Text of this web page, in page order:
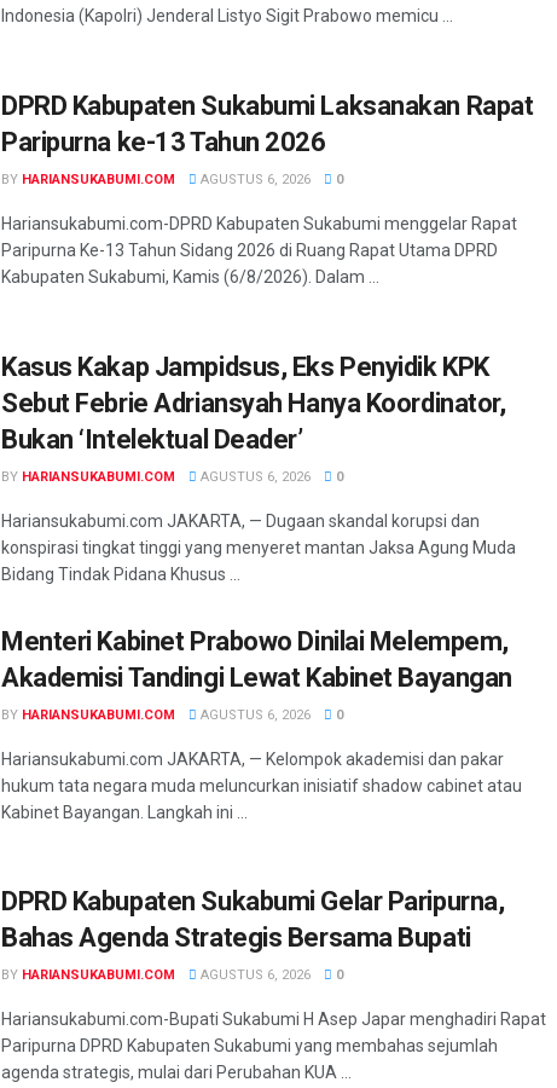
Indonesia (Kapolri) Jenderal Listyo Sigit Prabowo memicu ...
DPRD Kabupaten Sukabumi Laksanakan Rapat
Paripurna ke-13 Tahun 2026
BY HARIANSUKABUMI.COM AGUSTUS 6, 2026 0
Hariansukabumi.com-DPRD Kabupaten Sukabumi menggelar Rapat
Paripurna Ke-13 Tahun Sidang 2026 di Ruang Rapat Utama DPRD
Kabupaten Sukabumi, Kamis (6/8/2026). Dalam ...
Kasus Kakap Jampidsus, Eks Penyidik KPK
Sebut Febrie Adriansyah Hanya Koordinator,
Bukan ‘Intelektual Deader’
BY HARIANSUKABUMI.COM AGUSTUS 6, 2026 0
Hariansukabumi.com JAKARTA, — Dugaan skandal korupsi dan
konspirasi tingkat tinggi yang menyeret mantan Jaksa Agung Muda
Bidang Tindak Pidana Khusus ...
Menteri Kabinet Prabowo Dinilai Melempem,
Akademisi Tandingi Lewat Kabinet Bayangan
BY HARIANSUKABUMI.COM AGUSTUS 6, 2026 0
Hariansukabumi.com JAKARTA, — Kelompok akademisi dan pakar
hukum tata negara muda meluncurkan inisiatif shadow cabinet atau
Kabinet Bayangan. Langkah ini ...
DPRD Kabupaten Sukabumi Gelar Paripurna,
Bahas Agenda Strategis Bersama Bupati
BY HARIANSUKABUMI.COM AGUSTUS 6, 2026 0
Hariansukabumi.com-Bupati Sukabumi H Asep Japar menghadiri Rapat
Paripurna DPRD Kabupaten Sukabumi yang membahas sejumlah
agenda strategis, mulai dari Perubahan KUA ...